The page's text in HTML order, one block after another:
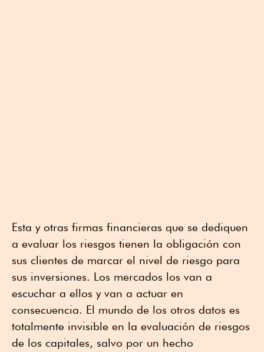
Esta y otras firmas financieras que se dediquen
a evaluar los riesgos tienen la obligación con
sus clientes de marcar el nivel de riesgo para
sus inversiones. Los mercados los van a
escuchar a ellos y van a actuar en
consecuencia. El mundo de los otros datos es
totalmente invisible en la evaluación de riesgos
de los capitales, salvo por un hecho